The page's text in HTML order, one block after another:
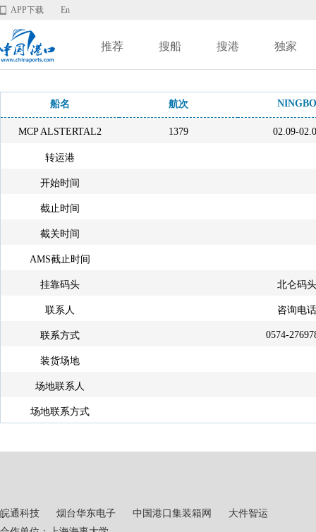
APP下载 En
推荐 搜船 搜港 独家
船名 航次 NINGBO
MCP ALSTERTAL2 1379 02.09-
转运港
开始时间
截止时间
截关时间
AMS截止时间
挂靠码头 北仑码头
联系人 咨询电话
联系方式 0574-
装货场地
场地联系人
场地联系方式
皖通科技 烟台华东电子 中国港口集装箱网
大件智运